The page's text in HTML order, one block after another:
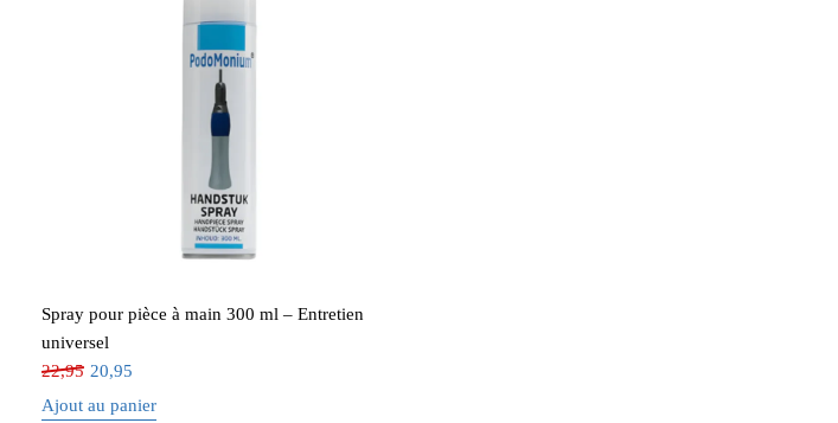
Spray pour pièce à main 300 ml – Entretien
universel
22,95 20,95
Ajout au panier